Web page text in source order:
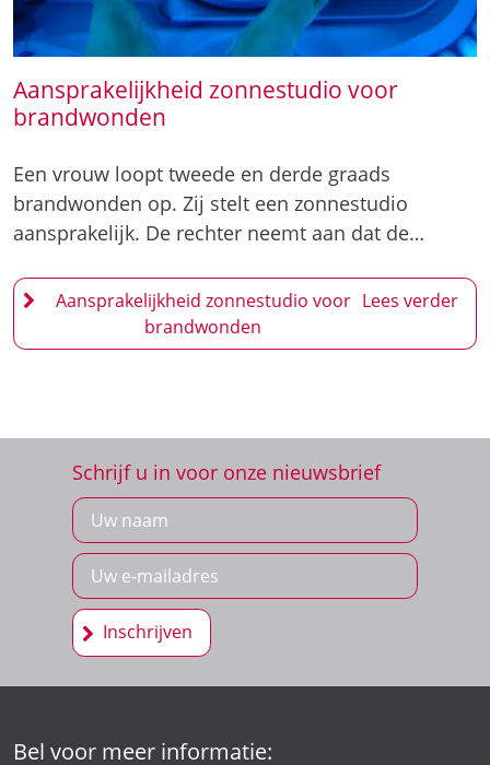
Een vrouw loopt tweede en derde graads
aansprakelijk. De rechter neemt aan dat de…
Aansprakelijkheid zonnestudio voor
brandwonden
Schrijf u in voor onze nieuwsbrief
Inschrijven
Bel voor meer informatie:
0800 44 55 000